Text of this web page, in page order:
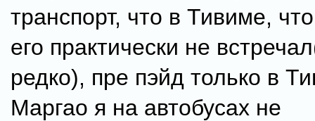
транспорт, что в Тивиме,
его практически не
редко), пре пэйд только в
Маргао я на автобусах не